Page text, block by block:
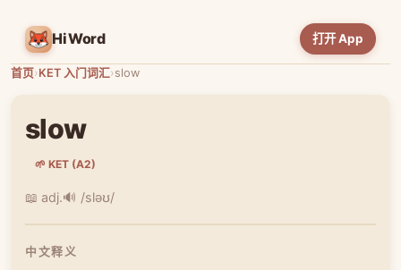
HiWord 打开 App
首页›KET 入门词汇›slow
slow
🌱 KET (A2)
📖 adj.🔊 /sləʊ/
中文释义